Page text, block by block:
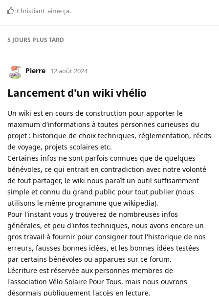
ChristianEaime ça.
5 JOURS PLUS TARD
Pierre 12 août 2024
Lancement d'un wiki vhélio
Un wiki est en cours de construction pour apporter le
maximum d'informations à toutes personnes curieuses du
projet : historique de choix techniques, réglementation, récits
de voyage, projets scolaires etc.
Certaines infos ne sont parfois connues que de quelques
bénévoles, ce qui entrait en contradiction avec notre volonté
de tout partager, le wiki nous paraît un outil suffisamment
simple et connu du grand public pour tout publier (nous
utilisons le même programme que wikipedia).
Pour l'instant vous y trouverez de nombreuses infos
générales, et peu d'infos techniques, nous avons encore un
gros travail à fournir pour consigner tout l'historique de nos
erreurs, fausses bonnes idées, et les bonnes idées testées
par certains bénévoles ou apparues sur ce forum.
L'écriture est réservée aux personnes membres de
l'association Vélo Solaire Pour Tous, mais nous ouvrons
désormais publiquement l'accès en lecture.